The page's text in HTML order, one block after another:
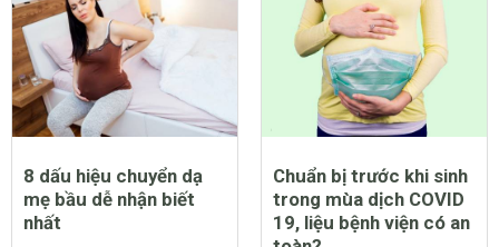
10 dấu hiệu sắp sinh bà
bầu nào cũng cần nắm
rõ
Sinh mổ bao lâu thì lành
và vấn đề liên quan bạn
nên biết